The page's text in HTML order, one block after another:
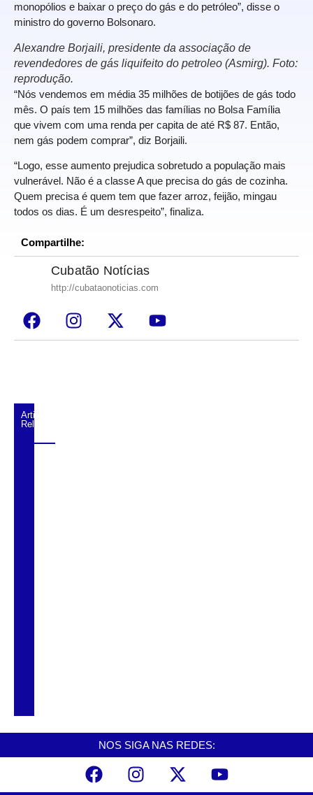
monopólios e baixar o preço do gás e do petróleo”, disse o
ministro do governo Bolsonaro.
Alexandre Borjaili, presidente da associação de
revendedores de gás liquifeito do petroleo (Asmirg). Foto:
reprodução.
“Nós vendemos em média 35 milhões de botijões de gás todo
mês. O país tem 15 milhões das famílias no Bolsa Família
que vivem com uma renda per capita de até R$ 87. Então,
nem gás podem comprar”, diz Borjaili.
“Logo, esse aumento prejudica sobretudo a população mais
vulnerável. Não é a classe A que precisa do gás de cozinha.
Quem precisa é quem tem que fazer arroz, feijão, mingau
todos os dias. É um desrespeito”, finaliza.
Compartilhe:
Cubatão Notícias
http://cubataonoticias.com
Artigos
Relacionados
NOS SIGA NAS REDES: